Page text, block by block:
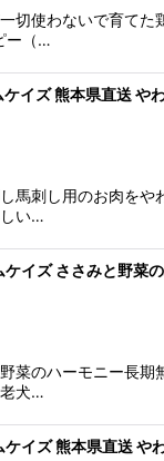
切使わないで育て
ー（…
イズ 熊本県直送
刺し用のお肉をや
い…
イズ ささみと野菜
菜のハーモニー長
犬…
イズ 熊本県直送 や